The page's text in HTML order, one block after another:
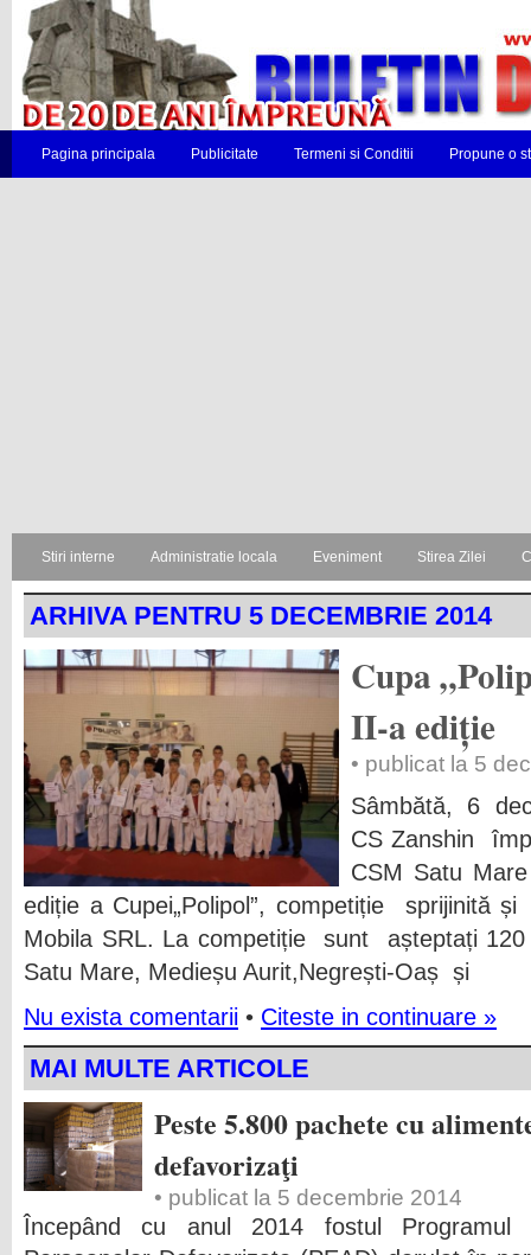
Pagina principala Publicitate Termeni si Conditii Propune o
Stiri interne Administratie locala Eveniment Stirea Zilei
ARHIVA PENTRU 5 DECEMBRIE 2014
Cupa
II-a ediție
• publicat la 5
Sâmbătă, 6
CS Zanshin
CSM Satu
ediție a Cupei„Polipol”, competiție sprijinită
Mobila SRL. La competiție sunt așteptați 120
Satu Mare, Medieșu Aurit,Negrești-Oaș și
Nu exista comentarii • Citeste in continuare »
MAI MULTE ARTICOLE
Peste 5.800 pachete cu
defavorizaţi
• publicat la 5 decembrie 2014
Începând cu anul 2014 fostul Programul